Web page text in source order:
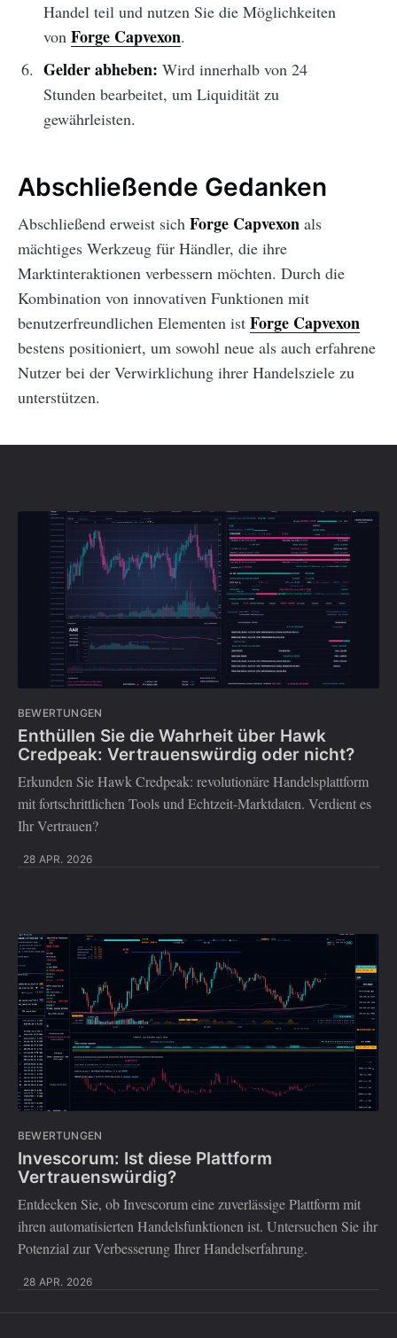
Handel teil und nutzen Sie die Möglichkeiten
von Forge Capvexon.
Gelder abheben: Wird innerhalb von 24
Stunden bearbeitet, um Liquidität zu
gewährleisten.
Abschließende Gedanken
Abschließend erweist sich Forge Capvexon als
mächtiges Werkzeug für Händler, die ihre
Marktinteraktionen verbessern möchten. Durch die
Kombination von innovativen Funktionen mit
benutzerfreundlichen Elementen ist Forge Capvexon
bestens positioniert, um sowohl neue als auch erfahrene
Nutzer bei der Verwirklichung ihrer Handelsziele zu
unterstützen.
BEWERTUNGEN
Enthüllen Sie die Wahrheit über Hawk
Credpeak: Vertrauenswürdig oder nicht?
Erkunden Sie Hawk Credpeak: revolutionäre Handelsplattform
mit fortschrittlichen Tools und Echtzeit-Marktdaten. Verdient es
Ihr Vertrauen?
28 APR. 2026
BEWERTUNGEN
Invescorum: Ist diese Plattform
Vertrauenswürdig?
Entdecken Sie, ob Invescorum eine zuverlässige Plattform mit
ihren automatisierten Handelsfunktionen ist. Untersuchen Sie ihr
Potenzial zur Verbesserung Ihrer Handelserfahrung.
28 APR. 2026